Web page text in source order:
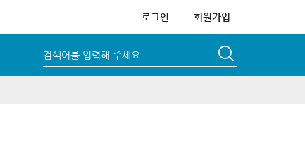
로그인 회원가입
검색어를 입력해 주세요